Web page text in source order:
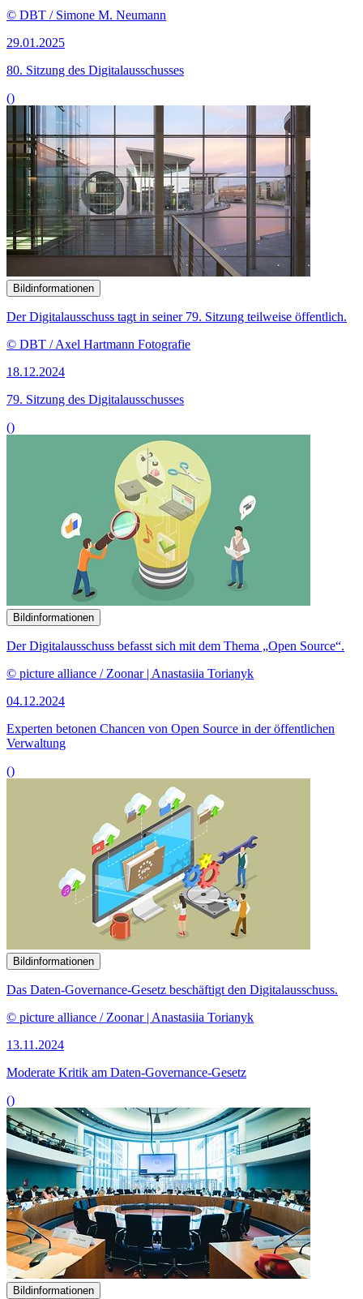
© DBT / Simone M. Neumann
29.01.2025
80. Sitzung des Digitalausschusses
()
Bildinformationen
Der Digitalausschuss tagt in seiner 79. Sitzung teilweise öffentlich.
© DBT / Axel Hartmann Fotografie
18.12.2024
79. Sitzung des Digitalausschusses
()
Bildinformationen
Der Digitalausschuss befasst sich mit dem Thema „Open Source“.
© picture alliance / Zoonar | Anastasiia Torianyk
04.12.2024
Experten betonen Chancen von Open Source in der öffentlichen
Verwaltung
()
Bildinformationen
Das Daten-Governance-Gesetz beschäftigt den Digitalausschuss.
© picture alliance / Zoonar | Anastasiia Torianyk
13.11.2024
Moderate Kritik am Daten-Governance-Gesetz
()
Bildinformationen